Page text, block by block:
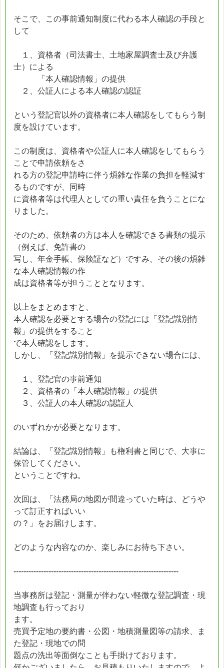
そこで、この事前通知制度に代わる本人確認の手段と
して
１、資格者（司法書士、土地家屋調査士及び弁護
士）による
「本人確認情報」の提供
２、公証人による本人確認の認証
という登記官以外の資格者に本人確認をしてもらう制
度を設けています。
この制度は、資格者や公証人に本人確認をしてもらう
ことで申請依頼をさ
れる方の登記申請時に伴う煩雑な作業の負担を軽減す
るものですが、同時
に資格者等は代理人としての重い責任を負うことにな
りました。
そのため、依頼者の方は本人を確認できる書類の提示
（例えば、免許書の
写し、年金手帳、保険証など）ですみ、その後の煩雑
な本人確認情報の作
成は資格者等が担うこととなります。
以上をまとめますと、
本人確認を必要とする場合の登記には「登記識別情
報」の提供をすること
で本人確認をします。
しかし、「登記識別情報」を提示できない場合には、
１、登記官の事前通知
２、資格者の「本人確認情報」の提供
３、公証人の本人確認の認証人
のいずれかが必要となります。
結論は、「登記識別情報」も権利書と同じで、大事に
保管してください。
ということですね。
次回は、「法務局の地図が間違っていた時は、どうや
って訂正すればいい
の？」をお届けします。
どのような内容なのか、楽しみにお待ち下さい。
------------------------------------------------------------------
当事務所は登記・測量が伴わない軽微な登記調査・現
地調査も行っており
ます。
売買予定地の要約書・公図・地積測量図等の請求、ま
た登記・現地での問
題点の洗出等面倒なことも手掛けております。